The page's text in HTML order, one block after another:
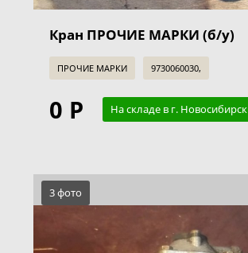
Кран ПРОЧИЕ МАРКИ (б/у)
ПРОЧИЕ МАРКИ 9730060030,
0 Р На складе в г. Новосибирск
3 фото